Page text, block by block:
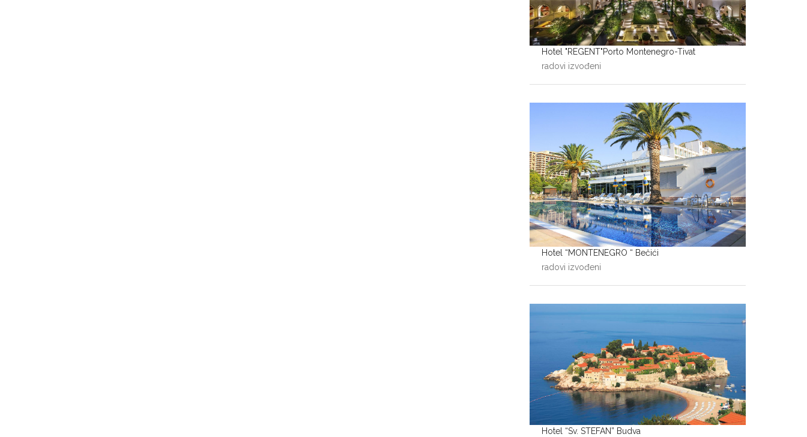
Hotel "REGENT"Porto Montenegro-Tivat
radovi izvođeni
Hotel “MONTENEGRO “ Bečići
radovi izvođeni
Hotel “Sv. STEFAN” Budva